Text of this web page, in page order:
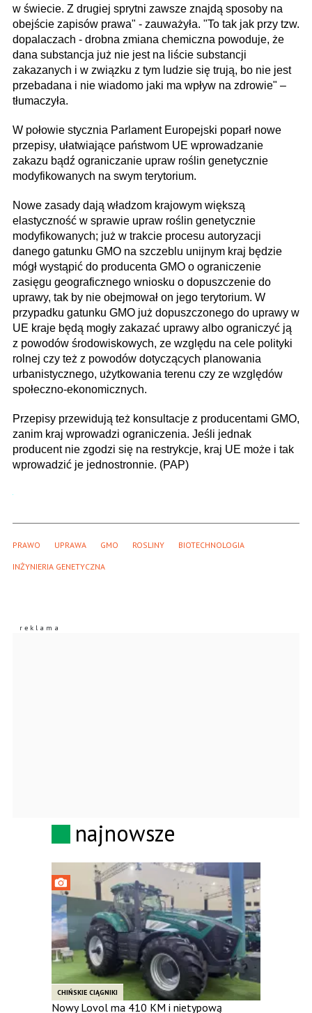
w świecie. Z drugiej sprytni zawsze znajdą sposoby na
obejście zapisów prawa" - zauważyła. "To tak jak przy tzw.
dopalaczach - drobna zmiana chemiczna powoduje, że
dana substancja już nie jest na liście substancji
zakazanych i w związku z tym ludzie się trują, bo nie jest
przebadana i nie wiadomo jaki ma wpływ na zdrowie" –
tłumaczyła.
W połowie stycznia Parlament Europejski poparł nowe
przepisy, ułatwiające państwom UE wprowadzanie
zakazu bądź ograniczanie upraw roślin genetycznie
modyfikowanych na swym terytorium.
Nowe zasady dają władzom krajowym większą
elastyczność w sprawie upraw roślin genetycznie
modyfikowanych; już w trakcie procesu autoryzacji
danego gatunku GMO na szczeblu unijnym kraj będzie
mógł wystąpić do producenta GMO o ograniczenie
zasięgu geograficznego wniosku o dopuszczenie do
uprawy, tak by nie obejmował on jego terytorium. W
przypadku gatunku GMO już dopuszczonego do uprawy w
UE kraje będą mogły zakazać uprawy albo ograniczyć ją
z powodów środowiskowych, ze względu na cele polityki
rolnej czy też z powodów dotyczących planowania
urbanistycznego, użytkowania terenu czy ze względów
społeczno-ekonomicznych.
Przepisy przewidują też konsultacje z producentami GMO,
zanim kraj wprowadzi ograniczenia. Jeśli jednak
producent nie zgodzi się na restrykcje, kraj UE może i tak
wprowadzić je jednostronnie. (PAP)
PRAWO UPRAWA GMO ROSLINY BIOTECHNOLOGIA
INŻYNIERIA GENETYCZNA
najnowsze
CHIŃSKIE CIĄGNIKI
Nowy Lovol ma 410 KM i nietypową